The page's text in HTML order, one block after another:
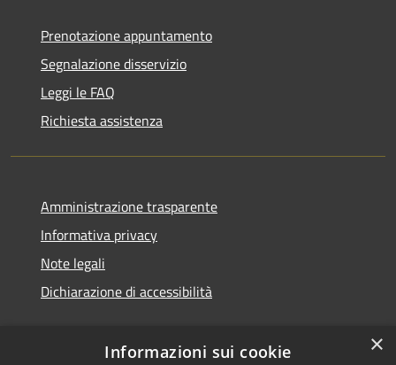
Prenotazione appuntamento
Segnalazione disservizio
Leggi le FAQ
Richiesta assistenza
Amministrazione trasparente
Informativa privacy
Note legali
Dichiarazione di accessibilità
×
Informazioni sui cookie